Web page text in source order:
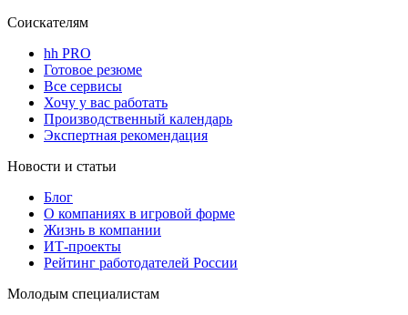
Соискателям
hh PRO
Готовое резюме
Все сервисы
Хочу у вас работать
Производственный календарь
Экспертная рекомендация
Новости и статьи
Блог
О компаниях в игровой форме
Жизнь в компании
ИТ-проекты
Рейтинг работодателей России
Молодым специалистам